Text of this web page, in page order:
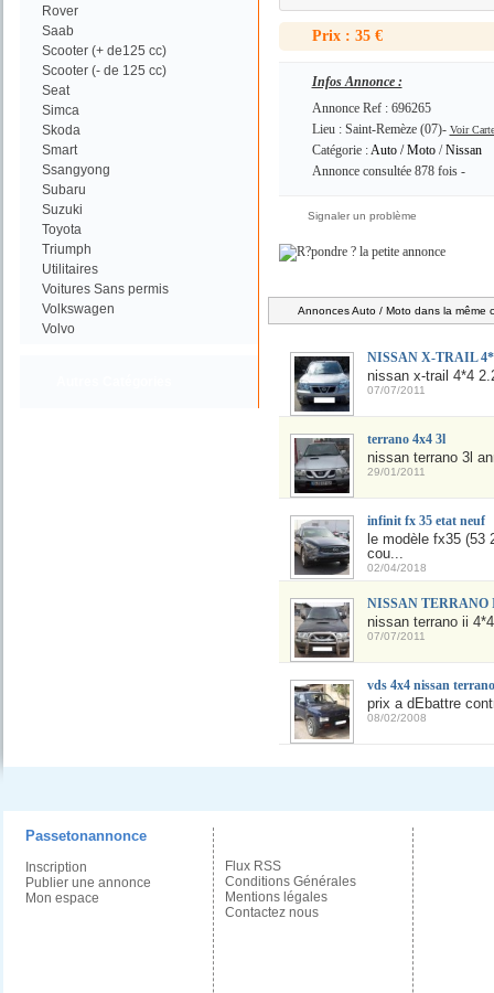
Rover
Saab
Scooter (+ de125 cc)
Scooter (- de 125 cc)
Seat
Simca
Skoda
Smart
Ssangyong
Subaru
Suzuki
Toyota
Triumph
Utilitaires
Voitures Sans permis
Volkswagen
Volvo
Prix : 35 €
Infos Annonce :
Annonce Ref : 696265
Lieu : Saint-Remèze (07)- Voir Carte
Catégorie :Auto / Moto/Nissan
Annonce consultée 878 fois -
Signaler un problème
Annonces Auto / Moto dans la même
NISSAN X-TRAIL
nissan x-trail 4*4
07/07/2011
terrano 4x4 3l
nissan terrano 3l
29/01/2011
infinit fx 35 etat neuf
le modèle fx35 (53
cou...
02/04/2018
NISSAN TERRANO
nissan terrano ii
07/07/2011
vds 4x4 nissan
prix a dÉbattre
08/02/2008
Passetonannonce
Inscription
Publier une annonce
Mon espace
Flux RSS
Conditions Générales
Mentions légales
Contactez nous